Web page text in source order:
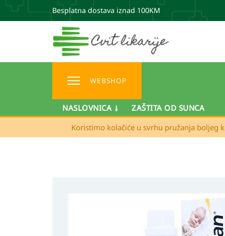
Besplatna dostava iznad 100KM
WEBSHOP
NASLOVNICA ZAŠTITA OD SUNCA
Koristimo kolačiće u svrhu pružanja boljeg